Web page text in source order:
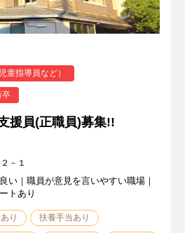
童指導員など）
卒
援員(正職員)募集!!
－１
い｜職員が意見を言いやすい職場｜
トあり
り 扶養手当あり